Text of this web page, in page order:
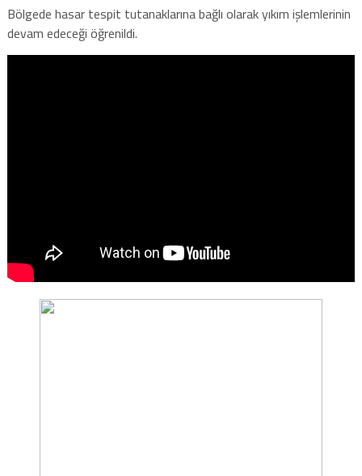
Bölgede hasar tespit tutanaklarına bağlı olarak yıkım işlemlerinin
devam edeceği öğrenildi.